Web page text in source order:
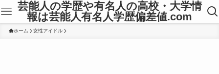
芸能人の学歴や有名人の高校・大学情
報は芸能人有名人学歴偏差値.com
ホーム 女性アイドル